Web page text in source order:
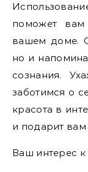
поможет вам
вашем доме.
но и
сознания.
заботимся о
красота в
и подарит
Ваш интерес к